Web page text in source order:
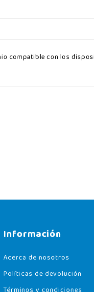
compatible con los
Información
Acerca de nosotros
Políticas de devolución